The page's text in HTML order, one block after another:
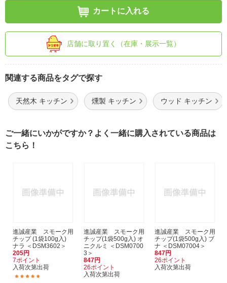
カートに入れる
店舗に取り置く（在庫・展示一覧）
関連する商品をタグで探す
天然木 キッチン 燻製 キッチン ウッド キッチン
ご一緒にいかがですか？よく一緒に購入されている商品は
こちら！
進誠産業 スモーク用
チップ (1袋100g入)
ナラ ＜DSM3602＞
205円
7ポイント
入荷次第出荷
進誠産業 スモーク用
チップ(1袋500g入) オ
ニクルミ ＜DSM0700
3＞
847円
26ポイント
入荷次第出荷
進誠産業 スモーク用
チップ(1袋500g入) ブ
ナ ＜DSM07004＞
847円
26ポイント
入荷次第出荷